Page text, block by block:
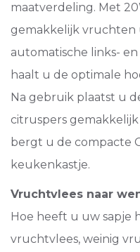
maatverdeling. Met
gemakkelijk vruchten
automatische links-
haalt u de optimale
Na gebruik plaatst u
citruspers gemakkelijk
bergt u de compacte
keukenkastje.
Vruchtvlees naar
Hoe heeft u uw sapje
vruchtvlees, weinig